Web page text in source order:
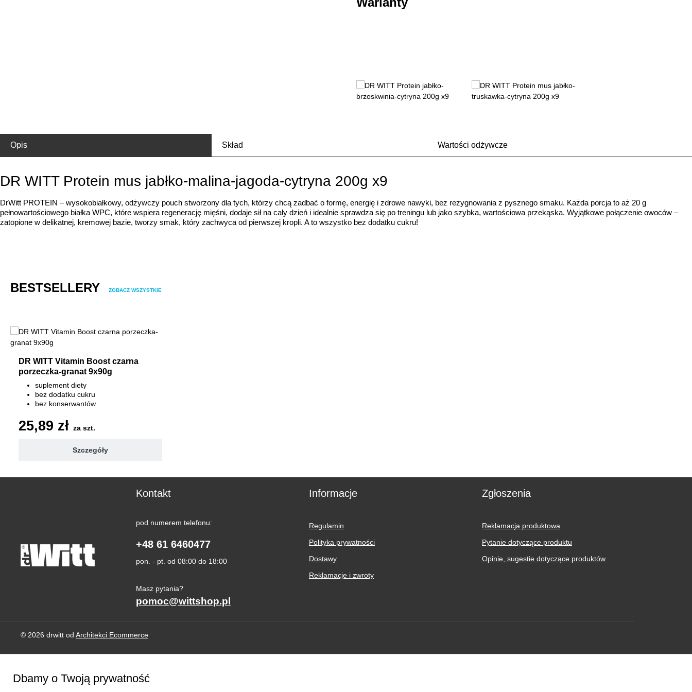
Opis Skład Wartości odżywcze
DR WITT Protein mus jabłko-malina-jagoda-cytryna 200g x9
DrWitt PROTEIN – wysokobiałkowy, odżywczy pouch stworzony dla tych, którzy chcą zadbać o formę, energię i zdrowe nawyki, bez rezygnowania z pysznego smaku. Każda porcja to aż 20 g
pełnowartościowego białka WPC, które wspiera regenerację mięśni, dodaje sił na cały dzień i idealnie sprawdza się po treningu lub jako szybka, wartościowa przekąska. Wyjątkowe połączenie owoców –
zatopione w delikatnej, kremowej bazie, tworzy smak, który zachwyca od pierwszej kropli. A to wszystko bez dodatku cukru!
Pomiń galerię produktów
BESTSELLERY ZOBACZ WSZYSTKIE
DR WITT Vitamin Boost czarna
porzeczka-granat 9x90g
suplement diety
bez dodatku cukru
bez konserwantów
25,89 zł za szt.
Szczegóły
Kontakt
pod numerem telefonu:
+48 61 6460477
pon. - pt. od 08:00 do 18:00
Masz pytania?
pomoc@wittshop.pl
Informacje
Regulamin
Polityka prywatności
Dostawy
Reklamacje i zwroty
Zgłoszenia
Reklamacja produktowa
Pytanie dotyczące produktu
Opinie, sugestie dotyczące produktów
© 2026 drwitt od Architekci Ecommerce
Dbamy o Twoją prywatność